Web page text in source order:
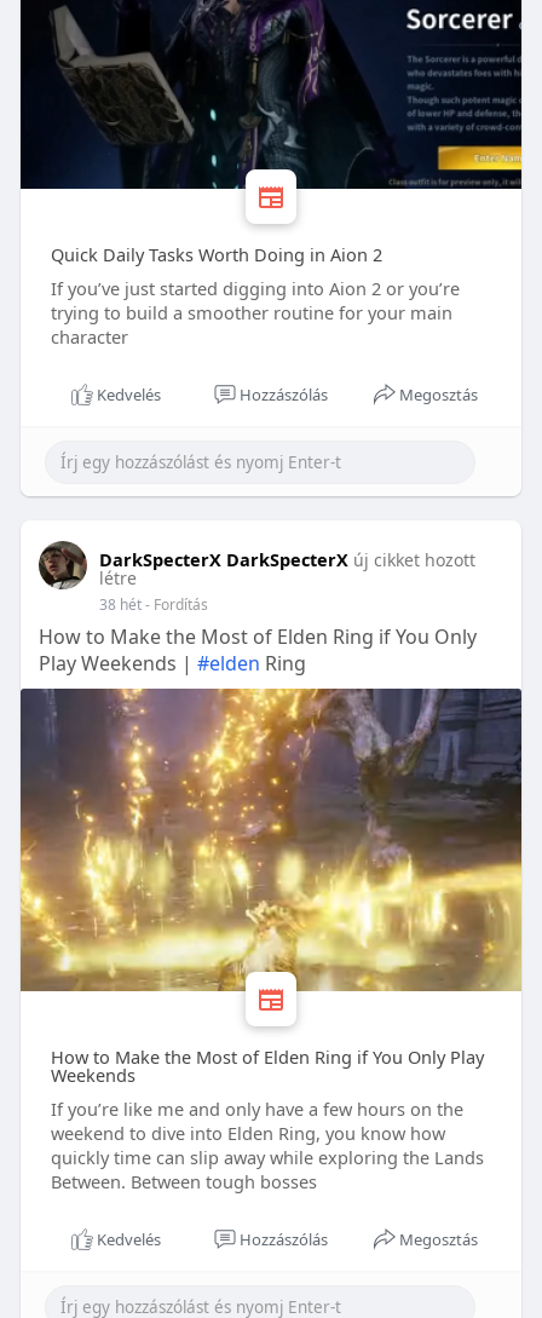
Quick Daily Tasks Worth Doing in Aion 2
If you’ve just started digging into Aion 2 or you’re
trying to build a smoother routine for your main
character
Kedvelés Hozzászólás Megosztás
DarkSpecterX DarkSpecterX új cikket hozott
létre
38 hét- Fordítás
How to Make the Most of Elden Ring if You Only
Play Weekends | #elden Ring
How to Make the Most of Elden Ring if You Only Play
Weekends
If you’re like me and only have a few hours on the
weekend to dive into Elden Ring, you know how
quickly time can slip away while exploring the Lands
Between. Between tough bosses
Kedvelés Hozzászólás Megosztás